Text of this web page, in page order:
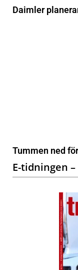
Daimler
Tummen ned
E-tidningen